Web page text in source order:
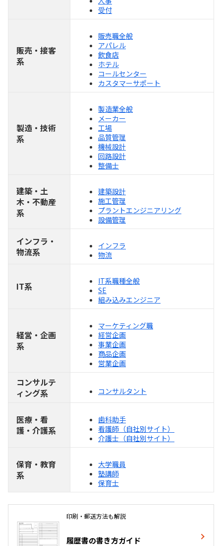
受付
販売・接客
系
販売職全般
アパレル
飲食店
ホテル
コールセンター
カスタマーサポート
製造・技術
系
製造業全般
メーカー
工場
品質管理
機械設計
回路設計
整備士
建築・土
木・不動産
系
建築設計
施工管理
プラントエンジニアリング
設備管理
インフラ・
物流系
インフラ
物流
IT系
IT系職種全般
SE
組み込みエンジニア
経営・企画
系
マーケティング職
経営企画
事業企画
商品企画
営業企画
コンサルテ
ィング系
コンサルタント
医療・看
護・介護系
歯科助手
看護師（自社別サイト）
介護士（自社別サイト）
保育・教育
系
大学職員
塾講師
保育士
印刷・郵送方法も解説
履歴書の書き方ガイド